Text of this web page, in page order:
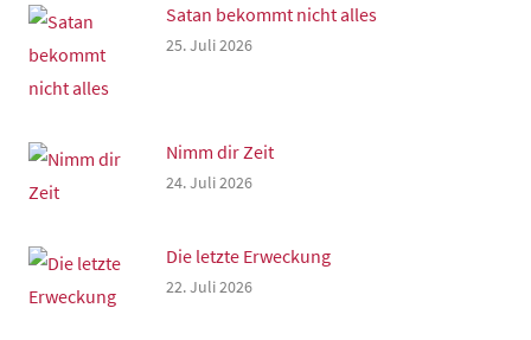
Satan bekommt nicht alles
25. Juli 2026
Nimm dir Zeit
24. Juli 2026
Die letzte Erweckung
22. Juli 2026